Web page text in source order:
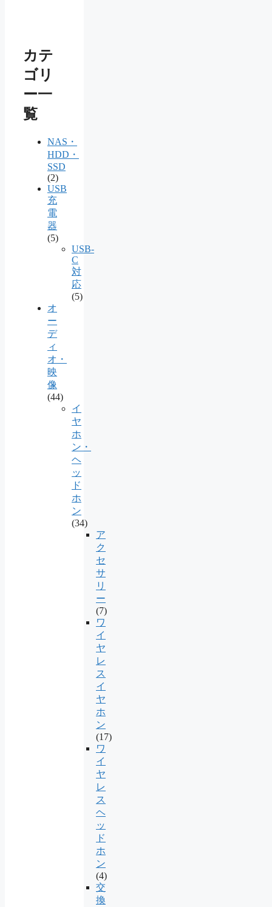
カテ
ゴリ
ー一
覧
NAS・
HDD・
SSD
(2)
USB
充
電
器
(5)
USB-
C
対
応
(5)
オ
ー
デ
ィ
オ・
映
像
(44)
イ
ヤ
ホ
ン・
ヘ
ッ
ド
ホ
ン
(34)
ア
ク
セ
サ
リ
ー
(7)
ワ
イ
ヤ
レ
ス
イ
ヤ
ホ
ン
(17)
ワ
イ
ヤ
レ
ス
ヘ
ッ
ド
ホ
ン
(4)
交
換